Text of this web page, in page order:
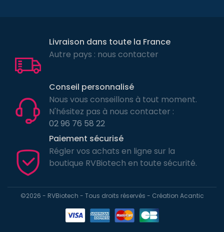
Livraison dans toute la France
Autre pays : nous contacter
Conseil personnalisé
Nous vous conseillons à tout moment.
N'hésitez pas à nous contacter :
02 96 76 58 22
Paiement sécurisé
Régler vos achats en ligne sur la
boutique RVBiotech en toute sécurité.
©2026 - RVBiotech - Tous droits réservés - Création Acantic